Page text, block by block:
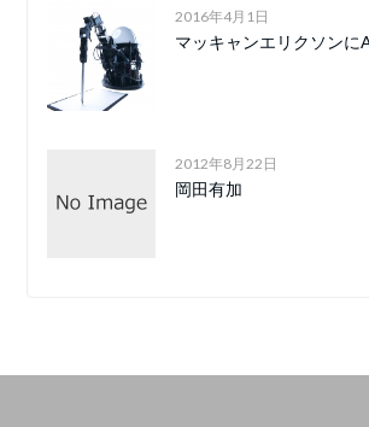
2016年4月1日
マッキャンエリクソンに
2012年8月22日
岡田有加